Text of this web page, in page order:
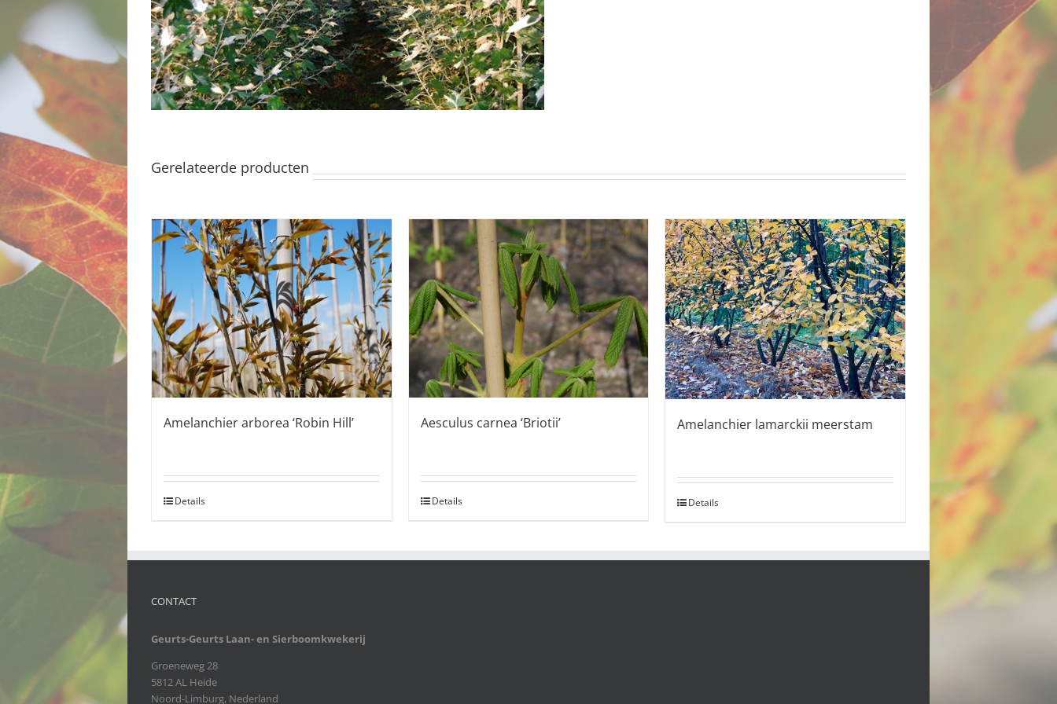
Gerelateerde producten
Amelanchier arborea ‘Robin Hill’
Details
Aesculus carnea ‘Briotii’
Details
Amelanchier lamarckii meerstam
Details
CONTACT
Geurts-Geurts Laan- en Sierboomkwekerij
Groeneweg 28
5812 AL Heide
Noord-Limburg, Nederland